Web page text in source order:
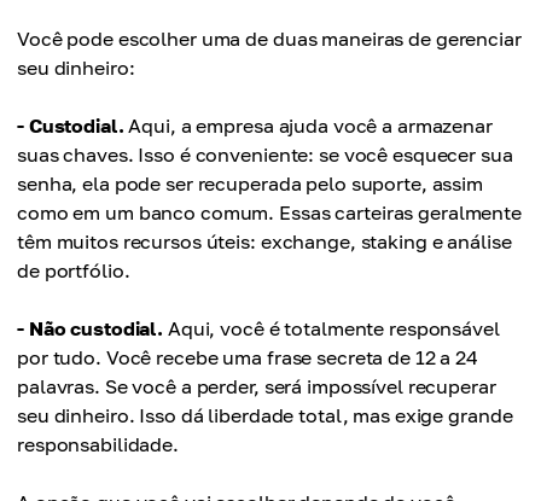
Você pode escolher uma de duas maneiras de gerenciar
seu dinheiro:
- Custodial. Aqui, a empresa ajuda você a armazenar
suas chaves. Isso é conveniente: se você esquecer sua
senha, ela pode ser recuperada pelo suporte, assim
como em um banco comum. Essas carteiras geralmente
têm muitos recursos úteis: exchange, staking e análise
de portfólio.
- Não custodial. Aqui, você é totalmente responsável
por tudo. Você recebe uma frase secreta de 12 a 24
palavras. Se você a perder, será impossível recuperar
seu dinheiro. Isso dá liberdade total, mas exige grande
responsabilidade.